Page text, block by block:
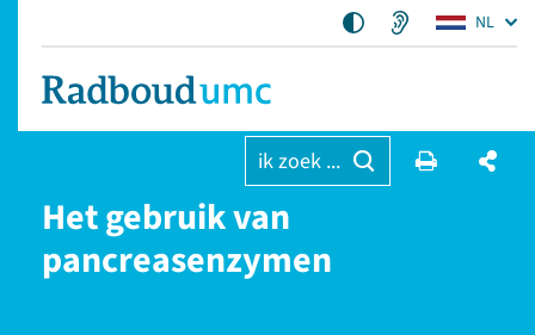
NL
ik zoek ...
Het gebruik van
pancreasenzymen